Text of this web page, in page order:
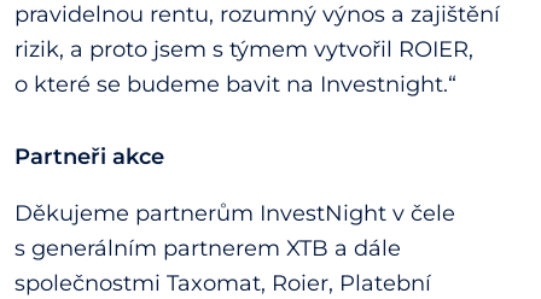
pravidelnou rentu, rozumný výnos a zajištění
rizik, a proto jsem s týmem vytvořil ROIER,
o které se budeme bavit na Investnight.“
Partneři akce
Děkujeme partnerům InvestNight v čele
s generálním partnerem XTB a dále
společnostmi Taxomat, Roier, Platební